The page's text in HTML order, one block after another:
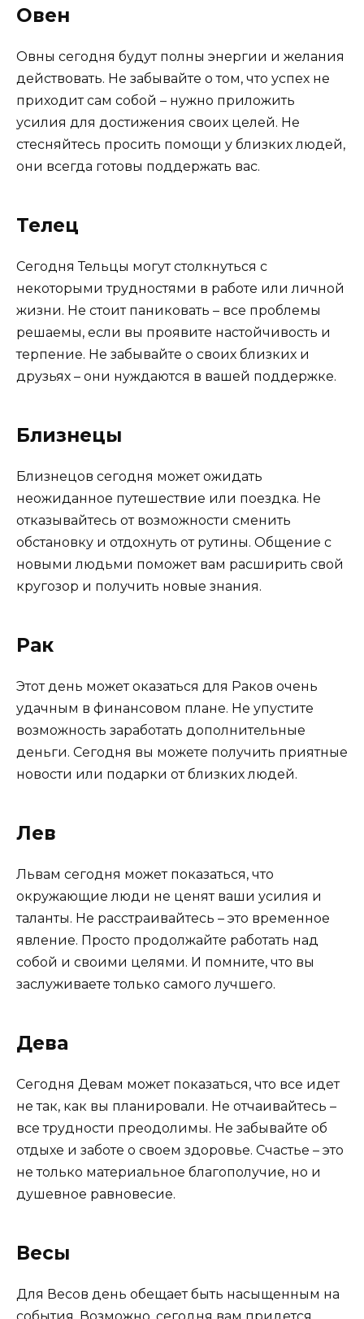
Овен
Овны сегодня будут полны энергии и желания
действовать. Не забывайте о том, что успех не
приходит сам собой – нужно приложить
усилия для достижения своих целей. Не
стесняйтесь просить помощи у близких людей,
они всегда готовы поддержать вас.
Телец
Сегодня Тельцы могут столкнуться с
некоторыми трудностями в работе или личной
жизни. Не стоит паниковать – все проблемы
решаемы, если вы проявите настойчивость и
терпение. Не забывайте о своих близких и
друзьях – они нуждаются в вашей поддержке.
Близнецы
Близнецов сегодня может ожидать
неожиданное путешествие или поездка. Не
отказывайтесь от возможности сменить
обстановку и отдохнуть от рутины. Общение с
новыми людьми поможет вам расширить свой
кругозор и получить новые знания.
Рак
Этот день может оказаться для Раков очень
удачным в финансовом плане. Не упустите
возможность заработать дополнительные
деньги. Сегодня вы можете получить приятные
новости или подарки от близких людей.
Лев
Львам сегодня может показаться, что
окружающие люди не ценят ваши усилия и
таланты. Не расстраивайтесь – это временное
явление. Просто продолжайте работать над
собой и своими целями. И помните, что вы
заслуживаете только самого лучшего.
Дева
Сегодня Девам может показаться, что все идет
не так, как вы планировали. Не отчаивайтесь –
все трудности преодолимы. Не забывайте об
отдыхе и заботе о своем здоровье. Счастье – это
не только материальное благополучие, но и
душевное равновесие.
Весы
Для Весов день обещает быть насыщенным на